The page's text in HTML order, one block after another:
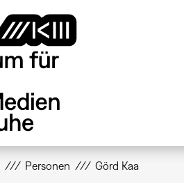
Personen Görd Kaa